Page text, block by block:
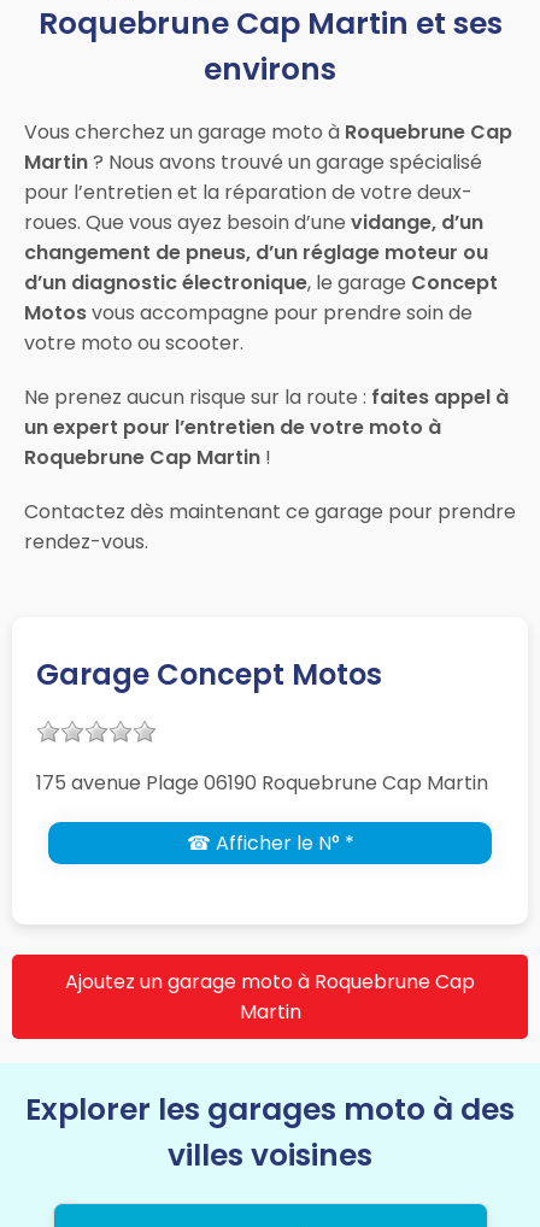
Roquebrune Cap Martin et ses
environs
Vous cherchez un garage moto à Roquebrune Cap
Martin? Nous avons trouvé un garage spécialisé
pour l’entretien et la réparation de votre deux-
roues. Que vous ayez besoin d’une vidange, d’un
changement de pneus, d’un réglage moteur ou
d’un diagnostic électronique, le garage Concept
Motosvous accompagne pour prendre soin de
votre moto ou scooter.
Ne prenez aucun risque sur la route : faites appel à
un expert pour l’entretien de votre moto à
Roquebrune Cap Martin !
Contactez dès maintenant ce garage pour prendre
rendez-vous.
Garage Concept Motos
175 avenue Plage 06190 Roquebrune Cap Martin
☎ Afficher le N° *
Ajoutez un garage moto à Roquebrune Cap
Martin
Explorer les garages moto à des
villes voisines